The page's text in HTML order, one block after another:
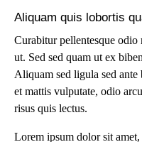
Aliquam quis lobortis
Curabitur pellentesque odio
ut. Sed sed quam ut ex
Aliquam sed ligula sed
et mattis vulputate, odio
risus quis lectus.
Lorem ipsum dolor sit